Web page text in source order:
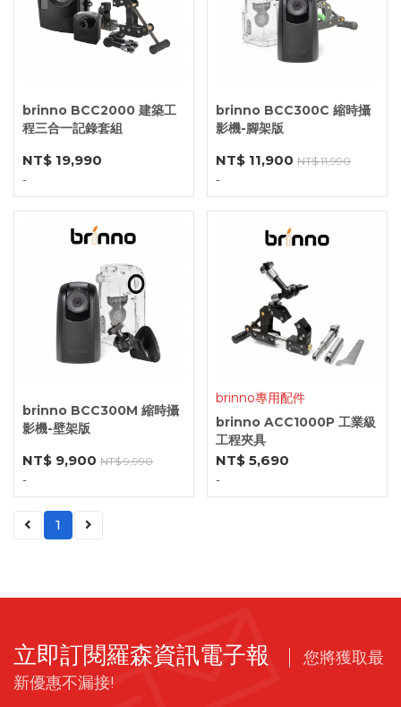
brinno BCC2000 建築工
程三合一記錄套組
NT$ 19,990
-
brinno BCC300C 縮時攝
影機-腳架版
NT$ 11,900 NT$ 11,990
-
brinno BCC300M 縮時攝
影機-壁架版
NT$ 9,900 NT$ 9,990
-
brinno專用配件
brinno ACC1000P 工業級
工程夾具
NT$ 5,690
-
1
立即訂閱羅森資訊電子報
您將獲取最
新優惠不漏接!